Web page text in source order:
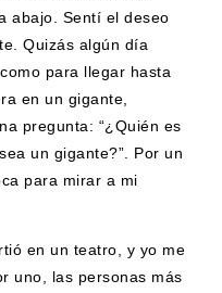
abajo. Sentí el deseo
Quizás algún día
para llegar hasta
en un gigante,
pregunta: “¿Quién es
un gigante?”. Por un
para mirar a mi
en un teatro, y yo me
uno, las personas más